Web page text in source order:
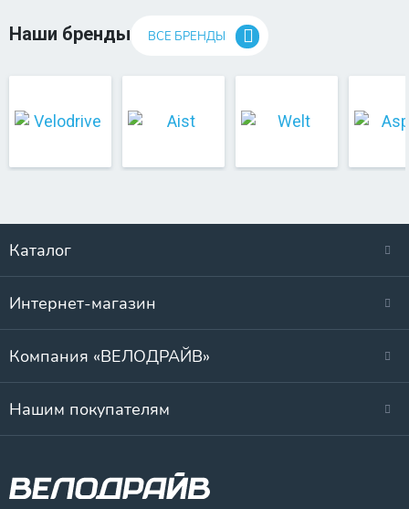
Наши бренды ВСЕ БРЕНДЫ
Каталог
Интернет-магазин
Компания «ВЕЛОДРАЙВ»
Нашим покупателям